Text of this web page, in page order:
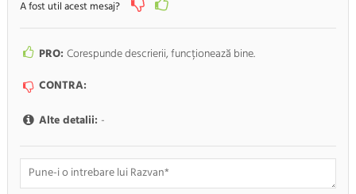
A fost util acest mesaj?
PRO: Corespunde descrierii, funcționează bine.
CONTRA:
Alte detalii: -